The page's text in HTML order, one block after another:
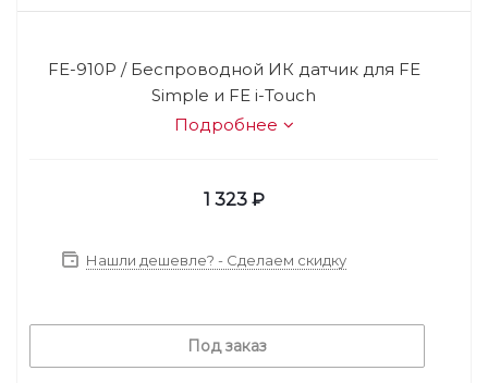
FE-910P / Беспроводной ИК датчик для FE
Simple и FE i-Touch
Подробнее
1 323₽
Нашли дешевле? - Сделаем скидку
Под заказ